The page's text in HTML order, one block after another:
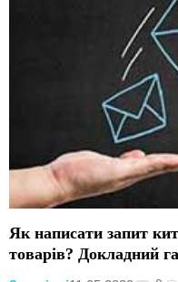
Як написати запит
товарів? Докладний